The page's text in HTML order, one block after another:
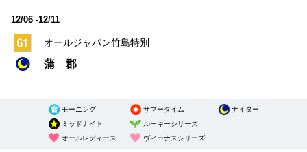
12/06 -12/11
オールジャパン竹島特別
蒲 郡
モーニング サマータイム
ナイター
ミッドナイト
ルーキーシリーズ
オールレディース
ヴィーナスシリーズ